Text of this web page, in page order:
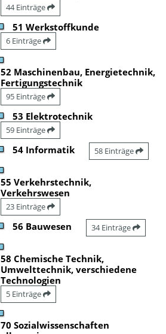
44 Einträge
51 Werkstoffkunde
6 Einträge
52 Maschinenbau, Energietechnik,
Fertigungstechnik
95 Einträge
53 Elektrotechnik
59 Einträge
54 Informatik 58 Einträge
55 Verkehrstechnik,
Verkehrswesen
23 Einträge
56 Bauwesen 34 Einträge
58 Chemische Technik,
Umwelttechnik, verschiedene
Technologien
5 Einträge
70 Sozialwissenschaften